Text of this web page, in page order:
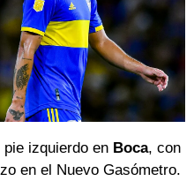
izquierdo en Boca, con
en el Nuevo Gasómetro.